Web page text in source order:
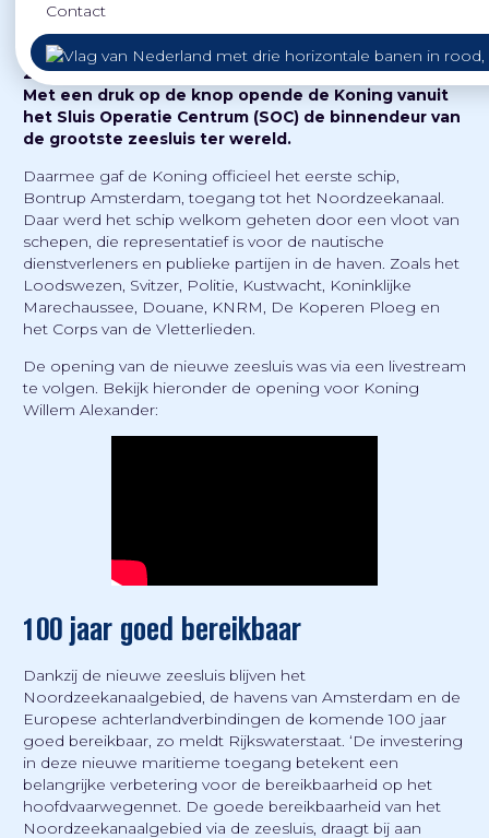
Contact
Koning Willem-Alexander heeft woensdag 26 januari
2022 officieel Zeesluis IJmuiden in gebruik genomen.
Met een druk op de knop opende de Koning vanuit
het Sluis Operatie Centrum (SOC) de binnendeur van
de grootste zeesluis ter wereld.
Daarmee gaf de Koning officieel het eerste schip,
Bontrup Amsterdam, toegang tot het Noordzeekanaal.
Daar werd het schip welkom geheten door een vloot van
schepen, die representatief is voor de nautische
dienstverleners en publieke partijen in de haven. Zoals het
Loodswezen, Svitzer, Politie, Kustwacht, Koninklijke
Marechaussee, Douane, KNRM, De Koperen Ploeg en
het Corps van de Vletterlieden.
De opening van de nieuwe zeesluis was via een livestream
te volgen. Bekijk hieronder de opening voor Koning
Willem Alexander:
100 jaar goed bereikbaar
Dankzij de nieuwe zeesluis blijven het
Noordzeekanaalgebied, de havens van Amsterdam en de
Europese achterlandverbindingen de komende 100 jaar
goed bereikbaar, zo meldt Rijkswaterstaat. ‘De investering
in deze nieuwe maritieme toegang betekent een
belangrijke verbetering voor de bereikbaarheid op het
hoofdvaarwegennet. De goede bereikbaarheid van het
Noordzeekanaalgebied via de zeesluis, draagt bij aan